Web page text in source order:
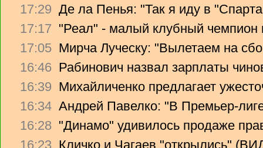
17:29 Де ла Пенья: "Так я иду в
17:17 "Реал" - малый клубный чемпион
17:05 Мирча Луческу: "Вылетаем на
16:46 Рабинович назвал зарплаты
16:39 Михайличенко предлагает
16:34 Андрей Павелко: "В Премьер-
16:28 "Динамо" удивилось продаже
16:23 Кличко и Чагаев "открылись"